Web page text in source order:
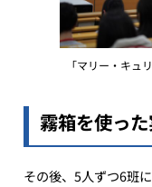
「マリー・キュ
霧箱を使っ
その後、5人ずつ6班